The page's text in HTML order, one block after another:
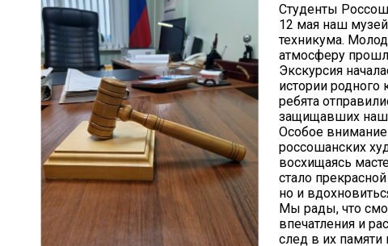
Студенты
12 мая наш
техникума.
атмосферу
Экскурсия
истории
ребята
защищавших
Особое
россошанских
восхищаясь
стало
но и
Мы рады, что
впечатления и
след в их памяти